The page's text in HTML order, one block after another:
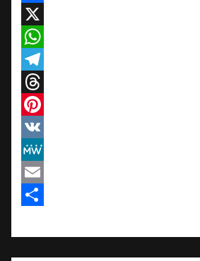
Facebook
X
WhatsApp
Telegram
Threads
Pinterest
VK
MeWe
Email